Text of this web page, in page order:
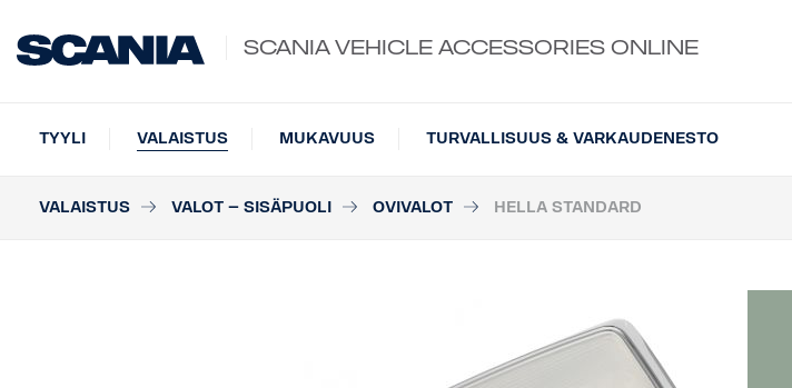
SCANIA VEHICLE ACCESSORIES ONLINE
TYYLI VALAISTUS MUKAVUUS TURVALLISUUS & VARKAUDENESTO
VALAISTUS VALOT – SISÄPUOLI OVIVALOT HELLA STANDARD